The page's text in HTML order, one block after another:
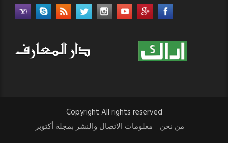
Copyright All rights reserved
من نحن
معلومات الاتصال والنشر بمجلة أكتوبر